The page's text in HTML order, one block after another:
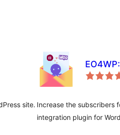
site. Increase the subscribers
integration plugin for